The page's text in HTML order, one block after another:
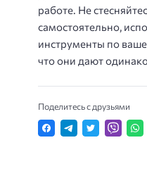
работе. Не
самостоятельно,
инструменты по
что они дают
Поделитесь с друзьями